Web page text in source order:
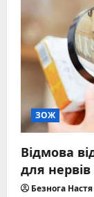
та
на
ЗОЖ
Відмова
для нервів
Безнога Настя